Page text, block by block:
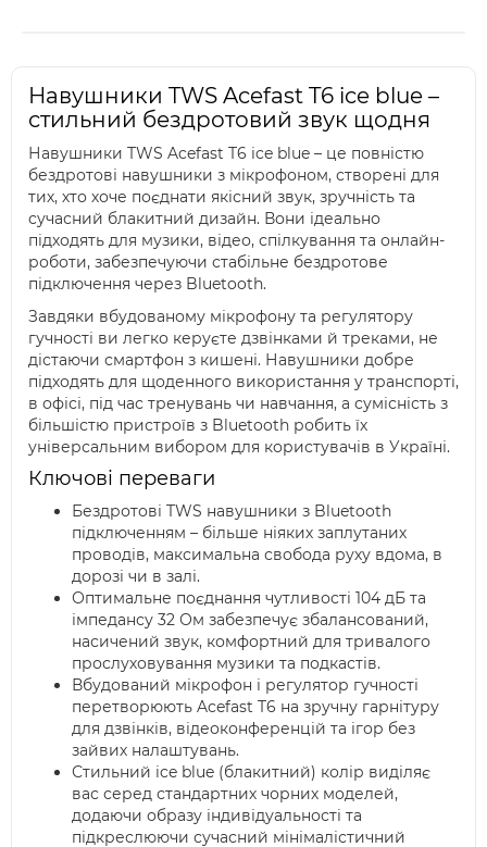
Навушники TWS Acefast T6 ice blue –
стильний бездротовий звук щодня
Навушники TWS Acefast T6 ice blue – це повністю
бездротові навушники з мікрофоном, створені для
тих, хто хоче поєднати якісний звук, зручність та
сучасний блакитний дизайн. Вони ідеально
підходять для музики, відео, спілкування та онлайн-
роботи, забезпечуючи стабільне бездротове
підключення через Bluetooth.
Завдяки вбудованому мікрофону та регулятору
гучності ви легко керуєте дзвінками й треками, не
дістаючи смартфон з кишені. Навушники добре
підходять для щоденного використання у транспорті,
в офісі, під час тренувань чи навчання, а сумісність з
більшістю пристроїв з Bluetooth робить їх
універсальним вибором для користувачів в Україні.
Ключові переваги
Бездротові TWS навушники з Bluetooth
підключенням – більше ніяких заплутаних
проводів, максимальна свобода руху вдома, в
дорозі чи в залі.
Оптимальне поєднання чутливості 104 дБ та
імпедансу 32 Ом забезпечує збалансований,
насичений звук, комфортний для тривалого
прослуховування музики та подкастів.
Вбудований мікрофон і регулятор гучності
перетворюють Acefast T6 на зручну гарнітуру
для дзвінків, відеоконференцій та ігор без
зайвих налаштувань.
Стильний ice blue (блакитний) колір виділяє
вас серед стандартних чорних моделей,
додаючи образу індивідуальності та
підкреслюючи сучасний мінімалістичний